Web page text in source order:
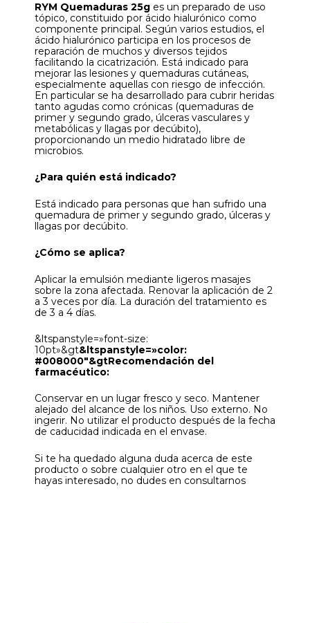
RYM Quemaduras 25g es un preparado de uso
tópico, constituido por ácido hialurónico como
componente principal. Según varios estudios, el
ácido hialurónico participa en los procesos de
reparación de muchos y diversos tejidos
facilitando la cicatrización. Está indicado para
mejorar las lesiones y quemaduras cutáneas,
especialmente aquellas con riesgo de infección.
En particular se ha desarrollado para cubrir heridas
tanto agudas como crónicas (quemaduras de
primer y segundo grado, úlceras vasculares y
metabólicas y llagas por decúbito),
proporcionando un medio hidratado libre de
microbios.
¿Para quién está indicado?
Está indicado para personas que han sufrido una
quemadura de primer y segundo grado, úlceras y
llagas por decúbito.
¿Cómo se aplica?
Aplicar la emulsión mediante ligeros masajes
sobre la zona afectada. Renovar la aplicación de 2
a 3 veces por día. La duración del tratamiento es
de 3 a 4 días.
&ltspanstyle=»font-size:
10pt»&gt&ltspanstyle=»color:
#008000″&gtRecomendación del
farmacéutico:
Conservar en un lugar fresco y seco. Mantener
alejado del alcance de los niños. Uso externo. No
ingerir. No utilizar el producto después de la fecha
de caducidad indicada en el envase.
Si te ha quedado alguna duda acerca de este
producto o sobre cualquier otro en el que te
hayas interesado, no dudes en consultarnos